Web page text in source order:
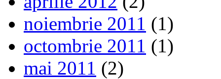
noiembrie 2011 (1)
octombrie 2011 (1)
mai 2011 (2)